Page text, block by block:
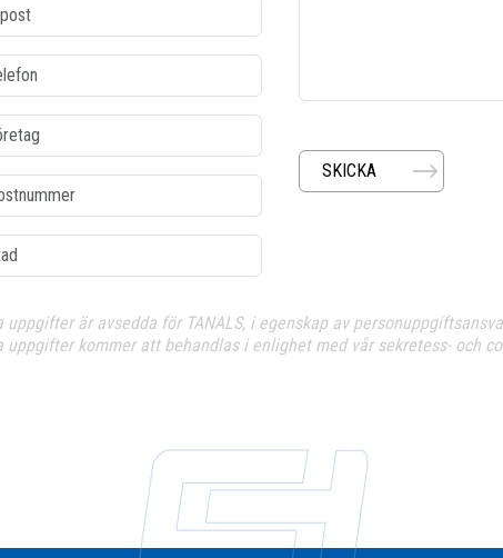
SKICKA
uppgifter är avsedda för TANALS, i egenskap av
uppgifter kommer att behandlas i enlighet med vår sekretess- och